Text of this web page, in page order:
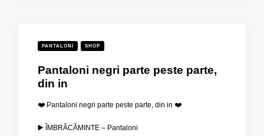
PANTALONI SHOP
Pantaloni negri parte peste parte,
din in
❤️ Pantaloni negri parte peste parte, din in ❤️
▶️ ÎMBRĂCĂMINTE – Pantaloni